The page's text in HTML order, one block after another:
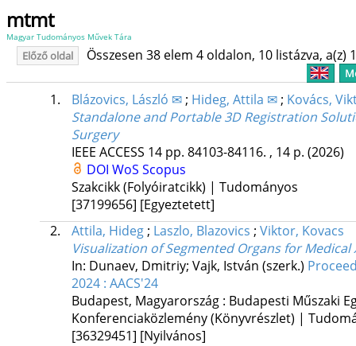
mtmt
Magyar Tudományos Művek Tára
Előző oldal Összesen 38 elem 4 oldalon, 10 listázva, a(z)
1. Blázovics, László ✉; Hideg, Attila ✉; Kovács,
Standalone and Portable 3D Registration
Surgery
IEEE ACCESS 14 pp. 84103-84116. , 14 p. (2026)
DOI WoS Scopus
Szakcikk (Folyóiratcikk) | Tudományos
[37199656] [Egyeztetett]
2.
Attila, Hideg; Laszlo, Blazovics ; Viktor, Kovacs
Visualization of Segmented Organs for Medical
In: Dunaev, Dmitriy; Vajk, István (szerk.)
2024 : AACS'24
Budapest, Magyarország : Budapesti Műszaki
Konferenciaközlemény (Könyvrészlet) |
[36329451] [Nyilvános]